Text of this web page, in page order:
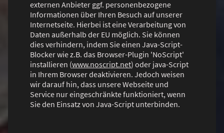
externen Anbieter ggf. personenbezogene
Informationen über Ihren Besuch auf unserer
Internetseite. Hierbei ist eine Verarbeitung von
Daten außerhalb der EU möglich. Sie können
dies verhindern, indem Sie einen Java-Script-
Blocker wie z.B. das Browser-Plugin 'NoScript'
installieren (www.noscript.net) oder java-Script
in Ihrem Browser deaktivieren. Jedoch weisen
wir darauf hin, dass unsere Webseite und
Service nur eingeschränkte funktioniert, wenn
Sie den Einsatz von Java-Script unterbinden.